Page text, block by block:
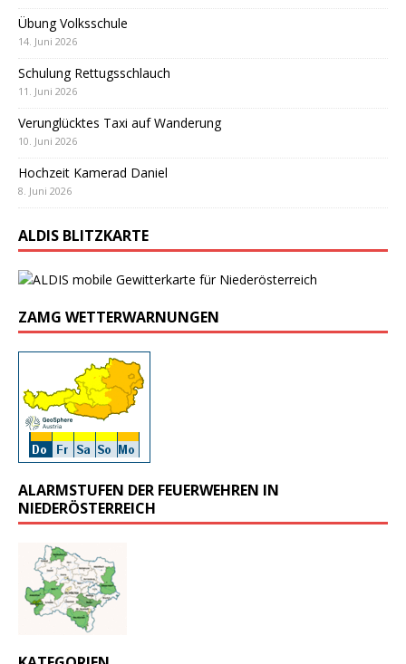
Übung Volksschule
14. Juni 2026
Schulung Rettugsschlauch
11. Juni 2026
Verunglücktes Taxi auf Wanderung
10. Juni 2026
Hochzeit Kamerad Daniel
8. Juni 2026
ALDIS BLITZKARTE
ZAMG WETTERWARNUNGEN
ALARMSTUFEN DER FEUERWEHREN IN
NIEDERÖSTERREICH